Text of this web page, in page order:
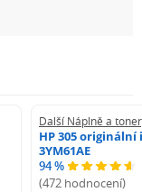
Další Náplně a
HP 305
3YM61AE
94 %
(472 hodnocení)